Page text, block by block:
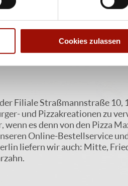
Cookies zulassen
und kannst Dich ganz
beliefern lassen. Gib einfach
Such Dir selber aus, ob du
sofort damit, Deine Pizza
Lieblingspizza genießen.
Filiale Straßmannstraße 10,
und Pizzakreationen zu
es denn von den Pizza
Online-Bestellservice
liefern wir auch: Mitte,